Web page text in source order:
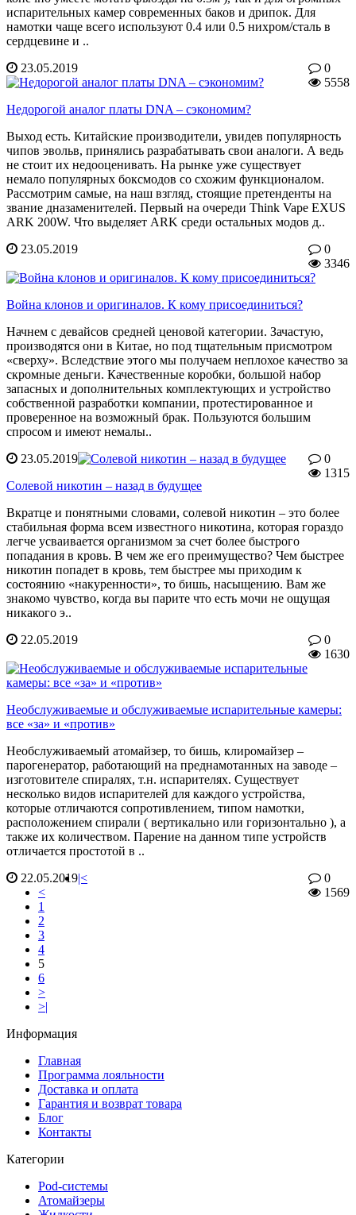
испарительных камер современных баков и дрипок. Для
намотки чаще всего используют 0.4 или 0.5 нихром/сталь в
сердцевине и ..
23.05.2019
0
5558
Недорогой аналог платы DNA – сэкономим?
Выход есть. Китайские производители, увидев популярность
чипов эвольв, принялись разрабатывать свои аналоги. А ведь
не стоит их недооценивать. На рынке уже существует
немало популярных боксмодов со схожим функционалом.
Рассмотрим самые, на наш взгляд, стоящие претенденты на
звание дназаменителей. Первый на очереди Think Vape EXUS
ARK 200W. Что выделяет ARK среди остальных модов д..
23.05.2019
0
3346
Война клонов и оригиналов. К кому присоединиться?
Начнем с девайсов средней ценовой категории. Зачастую,
производятся они в Китае, но под тщательным присмотром
«сверху». Вследствие этого мы получаем неплохое качество за
скромные деньги. Качественные коробки, большой набор
запасных и дополнительных комплектующих и устройство
собственной разработки компании, протестированное и
проверенное на возможный брак. Пользуются большим
спросом и имеют немалы..
23.05.2019
0
1315
Солевой никотин – назад в будущее
Вкратце и понятными словами, солевой никотин – это более
стабильная форма всем известного никотина, которая гораздо
легче усваивается организмом за счет более быстрого
попадания в кровь. В чем же его преимущество? Чем быстрее
никотин попадет в кровь, тем быстрее мы приходим к
состоянию «накуренности», то бишь, насыщению. Вам же
знакомо чувство, когда вы парите что есть мочи не ощущая
никакого э..
22.05.2019
0
1630
Необслуживаемые и обслуживаемые испарительные камеры:
все «за» и «против»
Необслуживаемый атомайзер, то бишь, клиромайзер –
парогенератор, работающий на преднамотанных на заводе –
изготовителе спиралях, т.н. испарителях. Существует
несколько видов испарителей для каждого устройства,
которые отличаются сопротивлением, типом намотки,
расположением спирали ( вертикально или горизонтально ), а
также их количеством. Парение на данном типе устройств
отличается простотой в ..
22.05.2019
0
1569
|<
<
1
2
3
4
5
6
>
>|
Информация
Главная
Программа лояльности
Доставка и оплата
Гарантия и возврат товара
Блог
Контакты
Категории
Pod-системы
Атомайзеры